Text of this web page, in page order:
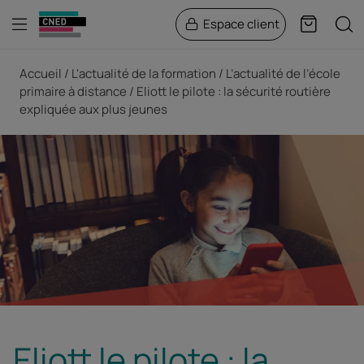
Menu Espace client Panier
Accueil L'actualité de la formation
L’actualité de l’école
primaire à distance
Eliott le pilote : la sécurité routière
expliquée aux plus jeunes